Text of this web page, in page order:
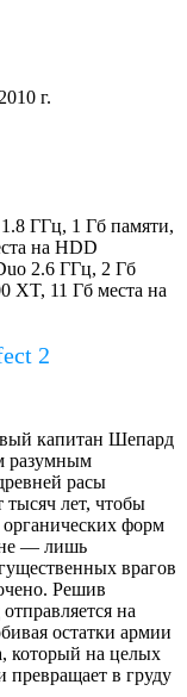
г.
ГГц, 1 Гб памяти,
на HDD
2.6 ГГц, 2 Гб
XT, 11 Гб места на
2
капитан Шепард
разумным
расы
лет, чтобы
форм
— лишь
врагов
Решив
на
остатки армии
который на целых
превращает в груду